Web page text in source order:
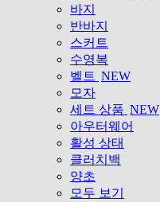
바지
반바지
스커트
수영복
벨트 NEW
모자
세트 상품 NEW
아우터웨어
활성 상태
클러치백
양초
모두 보기